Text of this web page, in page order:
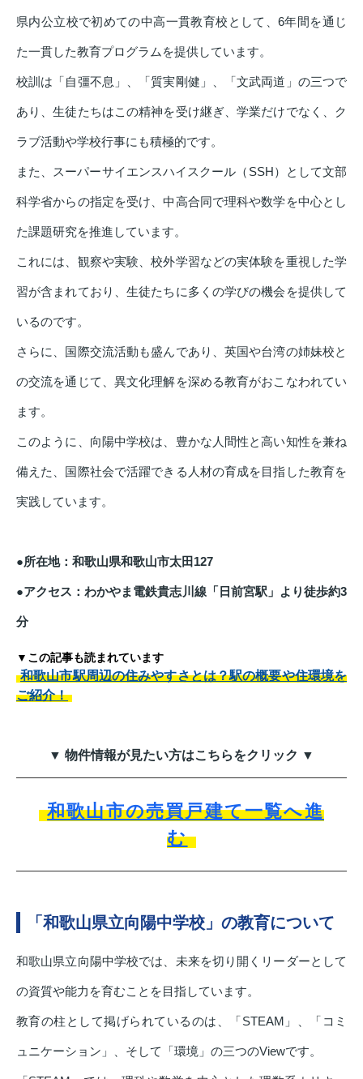
県内公立校で初めての中高一貫教育校として、6年間を通じ
た一貫した教育プログラムを提供しています。
校訓は「自彊不息」、「質実剛健」、「文武両道」の三つで
あり、生徒たちはこの精神を受け継ぎ、学業だけでなく、ク
ラブ活動や学校行事にも積極的です。
また、スーパーサイエンスハイスクール（SSH）として文部
科学省からの指定を受け、中高合同で理科や数学を中心とし
た課題研究を推進しています。
これには、観察や実験、校外学習などの実体験を重視した学
習が含まれており、生徒たちに多くの学びの機会を提供して
いるのです。
さらに、国際交流活動も盛んであり、英国や台湾の姉妹校と
の交流を通じて、異文化理解を深める教育がおこなわれてい
ます。
このように、向陽中学校は、豊かな人間性と高い知性を兼ね
備えた、国際社会で活躍できる人材の育成を目指した教育を
実践しています。
●所在地：和歌山県和歌山市太田127
●アクセス：わかやま電鉄貴志川線「日前宮駅」より徒歩約3
分
▼この記事も読まれています
和歌山市駅周辺の住みやすさとは？駅の概要や住環境を
ご紹介！
▼ 物件情報が見たい方はこちらをクリック ▼
和歌山市の売買戸建て一覧へ進
む
「和歌山県立向陽中学校」の教育について
和歌山県立向陽中学校では、未来を切り開くリーダーとして
の資質や能力を育むことを目指しています。
教育の柱として掲げられているのは、「STEAM」、「コミ
ュニケーション」、そして「環境」の三つのViewです。